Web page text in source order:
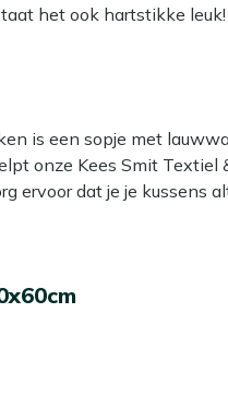
het ook hartstikke
is een sopje met
onze Kees Smit Textiel
ervoor dat je je kussens
en vuilafstotend,
laten liggen?